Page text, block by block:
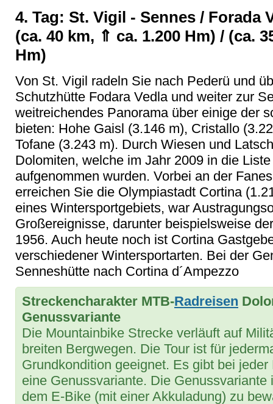
4. Tag: St. Vigil - Sennes / Forada
(ca. 40 km, ⇑ ca. 1.200 Hm) / (ca.
Hm)
Von St. Vigil radeln Sie nach Pederü und
Schutzhütte Fodara Vedla und weiter zur
weitreichendes Panorama über einige der
bieten: Hohe Gaisl (3.146 m), Cristallo
Tofane (3.243 m). Durch Wiesen und
Dolomiten, welche im Jahr 2009 in die
aufgenommen wurden. Vorbei an der
erreichen Sie die Olympiastadt Cortina
eines Wintersportgebiets, war
Großereignisse, darunter beispielsweise
1956. Auch heute noch ist Cortina
verschiedener Wintersportarten. Bei der
Senneshütte nach Cortina d´Ampezzo
Streckencharakter MTB-Radreisen
Genussvariante
Die Mountainbike Strecke verläuft auf
breiten Bergwegen. Die Tour ist für
Grundkondition geeignet. Es gibt bei
eine Genussvariante. Die
dem E-Bike (mit einer Akkuladung) zu